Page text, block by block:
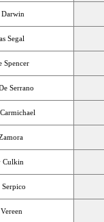
Segal
Spencer
Serrano
Culkin